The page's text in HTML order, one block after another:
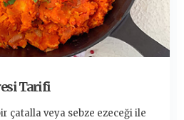
Tarifi
çatalla veya sebze ezeceği ile